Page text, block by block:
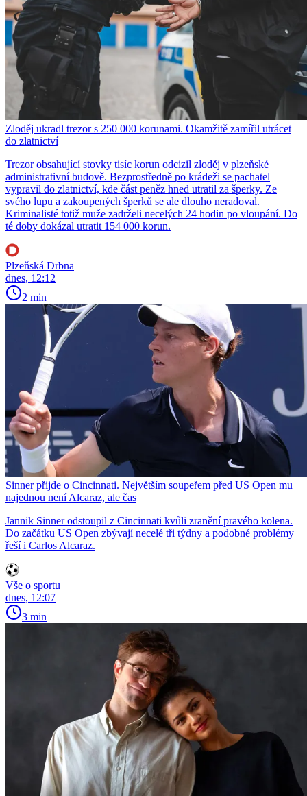
Zloděj ukradl trezor s 250 000 korunami. Okamžitě zamířil utrácet
do zlatnictví
Trezor obsahující stovky tisíc korun odcizil zloděj v plzeňské
administrativní budově. Bezprostředně po krádeži se pachatel
vypravil do zlatnictví, kde část peněz hned utratil za šperky. Ze
svého lupu a zakoupených šperků se ale dlouho neradoval.
Kriminalisté totiž muže zadrželi necelých 24 hodin po vloupání. Do
té doby dokázal utratit 154 000 korun.
Plzeňská Drbna
dnes, 12:12
2 min
Sinner přijde o Cincinnati. Největším soupeřem před US Open mu
najednou není Alcaraz, ale čas
Jannik Sinner odstoupil z Cincinnati kvůli zranění pravého kolena.
Do začátku US Open zbývají necelé tři týdny a podobné problémy
řeší i Carlos Alcaraz.
Vše o sportu
dnes, 12:07
3 min